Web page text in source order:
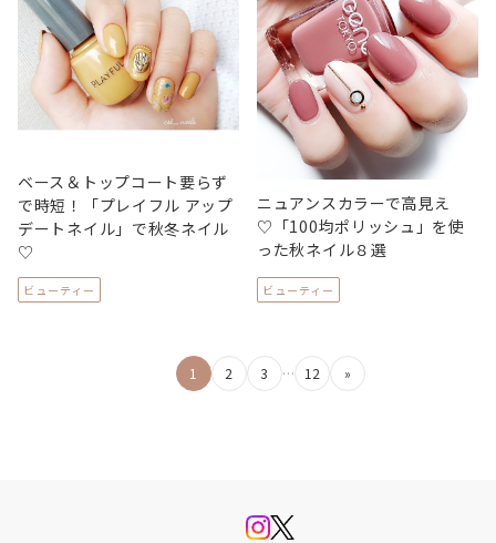
ベース＆トップコート要らず
で時短！「プレイフル アップ
デートネイル」で秋冬ネイル
♡
ビューティー
ニュアンスカラーで高見え
♡「100均ポリッシュ」を使
った秋ネイル８選
ビューティー
1 2 3 … 12 »